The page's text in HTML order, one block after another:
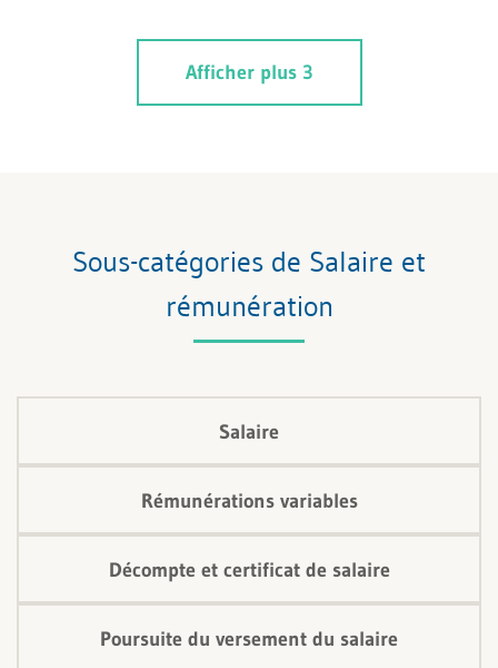
Afficher plus 3
Sous-catégories de Salaire et
rémunération
Salaire
Rémunérations variables
Décompte et certificat de salaire
Poursuite du versement du salaire